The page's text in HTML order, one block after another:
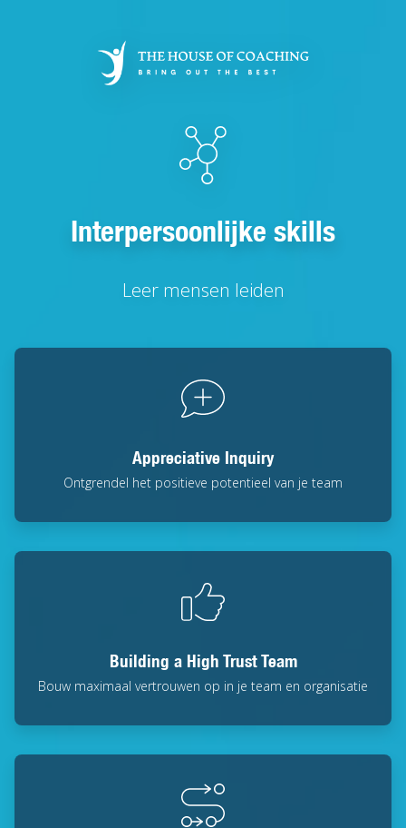
Interpersoonlijke skills
Leer mensen leiden
Appreciative Inquiry
Ontgrendel het positieve potentieel van je team
Building a High Trust Team
Bouw maximaal vertrouwen op in je team en organisatie